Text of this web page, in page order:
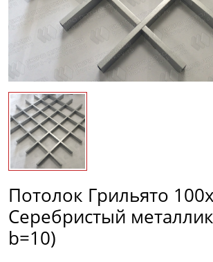
Потолок Грильято
Серебристый
b=10)